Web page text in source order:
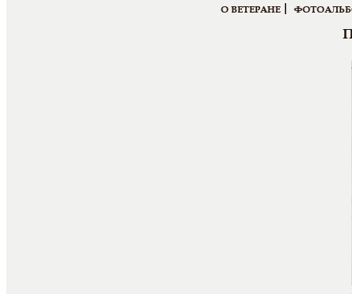
О ВЕТЕРАНЕ |